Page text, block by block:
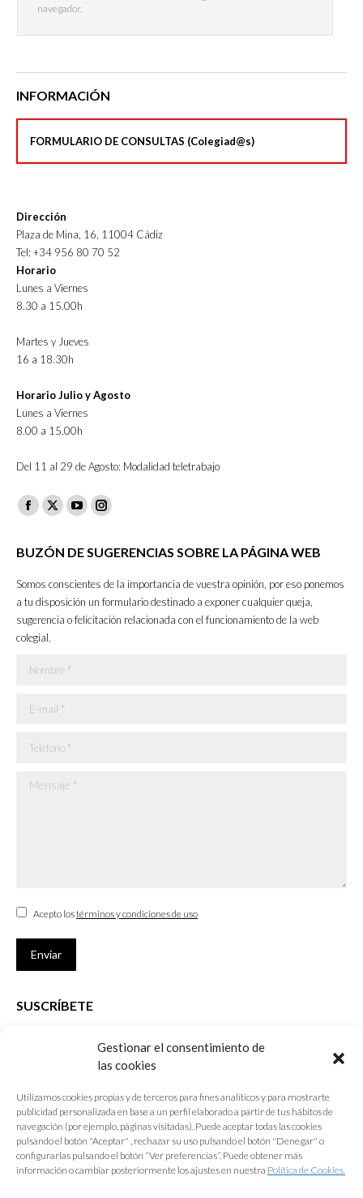
Gestionar el consentimiento de
las cookies
Utilizamos cookies propias y de terceros para fines analíticos y para mostrarte
publicidad personalizada en base a un perfil elaborado a partir de tus hábitos de
navegación (por ejemplo, páginas visitadas). Puede aceptar todas las cookies
pulsando el botón "Aceptar" , rechazar su uso pulsando el botón "Denegar" o
configurarlas pulsando el botón “Ver preferencias”. Puede obtener más
información o cambiar posteriormente los ajustes en nuestra Política de Cookies.
navegador.
INFORMACIÓN
FORMULARIO DE CONSULTAS (Colegiad@s)
Dirección
Plaza de Mina, 16, 11004 Cádiz
Tel: +34 956 80 70 52
Horario
Lunes a Viernes
8.30 a 15.00h
Martes y Jueves
16 a 18.30h
Horario Julio y Agosto
Lunes a Viernes
8.00 a 15.00h
Del 11 al 29 de Agosto: Modalidad teletrabajo
Facebook
opens
new
window
X
opens
new
window
YouTube
opens
new
window
Instagram
opens
in
new
window
BUZÓN DE SUGERENCIAS SOBRE LA PÁGINA WEB
Somos conscientes de la importancia de vuestra opinión, por eso ponemos
a tu disposición un formulario destinado a exponer cualquier queja,
sugerencia o felicitación relacionada con el funcionamiento de la web
colegial.
Nombre *
E-mail *
Teléfono *
Mensaje *
Acepto lostérminos y condiciones de uso
Enviar
SUSCRÍBETE
que desarrolla el Colegio de Arquitectos de Cádiz
E-mail *
Acepto lostérminos y condiciones de uso